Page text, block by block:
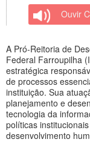
Ouvir
A Pró-Reitoria de
Federal Farroupilha
estratégica
de processos
instituição. Sua
planejamento e
tecnologia da
políticas
desenvolvimento